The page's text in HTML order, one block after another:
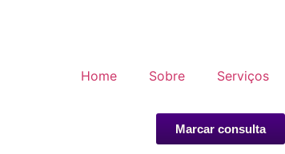
Home Sobre Serviços
Marcar consulta